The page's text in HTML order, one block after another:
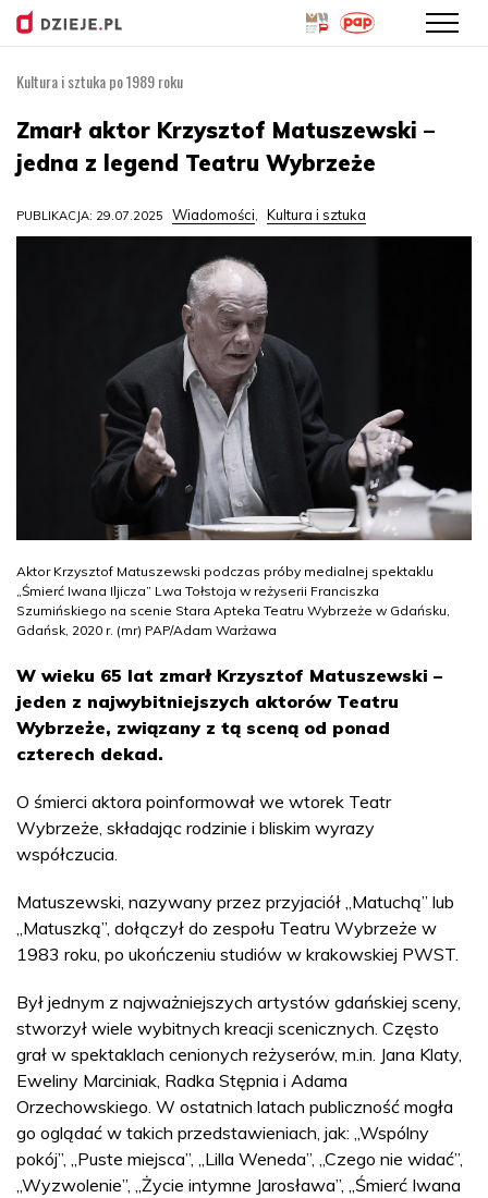
treści
Kultura i sztuka po 1989 roku
Zmarł aktor Krzysztof Matuszewski –
jedna z legend Teatru Wybrzeże
PUBLIKACJA: 29.07.2025 Wiadomości, Kultura i sztuka
Aktor Krzysztof Matuszewski podczas próby medialnej spektaklu
„Śmierć Iwana Iljicza” Lwa Tołstoja w reżyserii Franciszka
Szumińskiego na scenie Stara Apteka Teatru Wybrzeże w Gdańsku,
Gdańsk, 2020 r. (mr) PAP/Adam Warżawa
W wieku 65 lat zmarł Krzysztof Matuszewski –
jeden z najwybitniejszych aktorów Teatru
Wybrzeże, związany z tą sceną od ponad
czterech dekad.
O śmierci aktora poinformował we wtorek Teatr
Wybrzeże, składając rodzinie i bliskim wyrazy
współczucia.
Matuszewski, nazywany przez przyjaciół „Matuchą” lub
„Matuszką”, dołączył do zespołu Teatru Wybrzeże w
1983 roku, po ukończeniu studiów w krakowskiej PWST.
Był jednym z najważniejszych artystów gdańskiej sceny,
stworzył wiele wybitnych kreacji scenicznych. Często
grał w spektaklach cenionych reżyserów, m.in. Jana Klaty,
Eweliny Marciniak, Radka Stępnia i Adama
Orzechowskiego. W ostatnich latach publiczność mogła
go oglądać w takich przedstawieniach, jak: „Wspólny
pokój”, „Puste miejsca”, „Lilla Weneda”, „Czego nie widać”,
„Wyzwolenie”, „Życie intymne Jarosława”, „Śmierć Iwana